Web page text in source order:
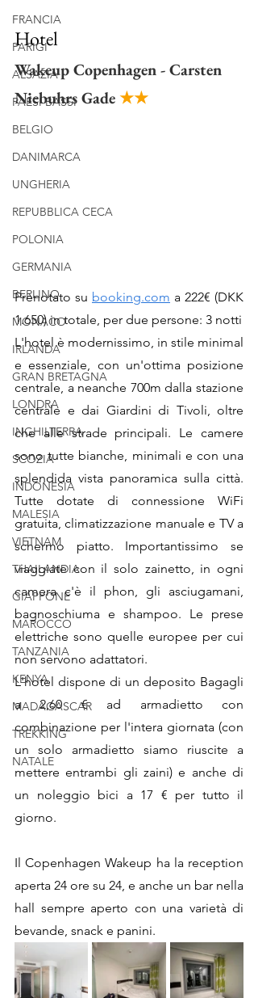
FRANCIA
PARIGI
ALSAZIA
PAESI BASSI
BELGIO
DANIMARCA
UNGHERIA
REPUBBLICA CECA
POLONIA
GERMANIA
BERLINO
MONACO
IRLANDA
GRAN BRETAGNA
LONDRA
INGHILTERRA
SCOZIA
INDONESIA
MALESIA
VIETNAM
THAILANDIA
GIAPPONE
MAROCCO
TANZANIA
KENYA
MADAGASCAR
TREKKING
NATALE
Hotel
Wakeup Copenhagen - Carsten
Niebuhrs Gade ★★
Prenotato su booking.com a 222€ (DKK
1.650) in totale, per due persone: 3 notti
L'hotel è modernissimo, in stile minimal
e essenziale, con un'ottima posizione
centrale, a neanche 700m dalla stazione
centrale e dai Giardini di Tivoli, oltre
che alle strade principali. Le camere
sono tutte bianche, minimali e con una
splendida vista panoramica sulla città.
Tutte dotate di connessione WiFi
gratuita, climatizzazione manuale e TV a
schermo piatto. Importantissimo se
viaggiate con il solo zainetto, in ogni
camera c'è il phon, gli asciugamani,
bagnoschiuma e shampoo. Le prese
elettriche sono quelle europee per cui
non servono adattatori.
L'hotel dispone di un deposito Bagagli
a 2,60 € ad armadietto con
combinazione per l'intera giornata (con
un solo armadietto siamo riuscite a
mettere entrambi gli zaini) e anche di
un noleggio bici a 17 € per tutto il
giorno.
Il Copenhagen Wakeup ha la reception
aperta 24 ore su 24, e anche un bar nella
hall sempre aperto con una varietà di
bevande, snack e panini.